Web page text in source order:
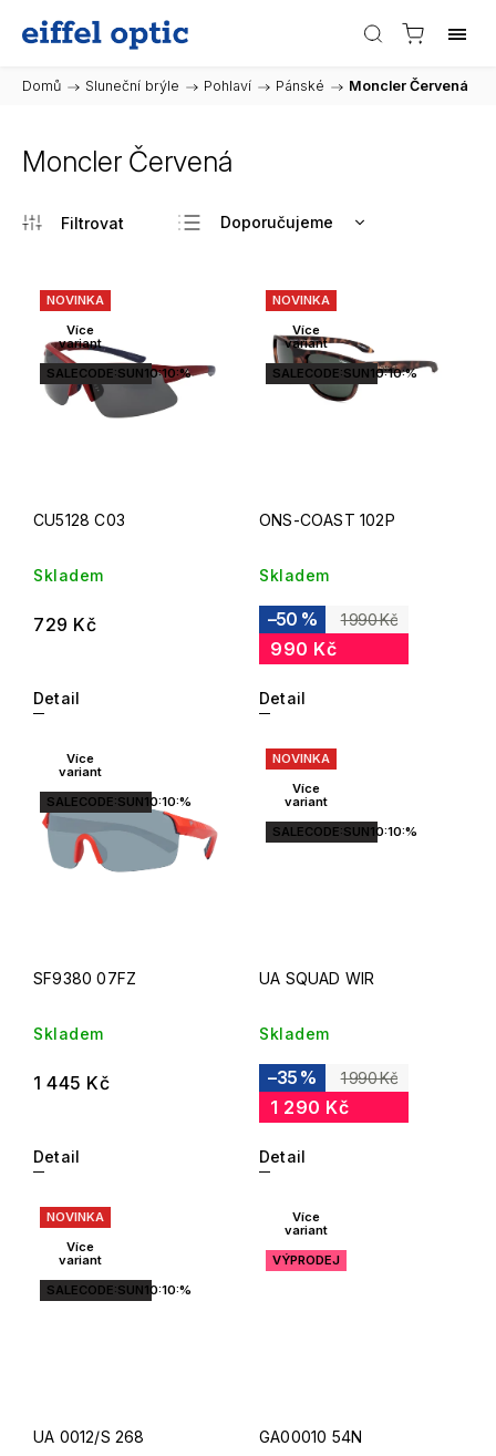
Domů / Sluneční brýle / Pohlaví / Pánské / Moncler Červená
Moncler Červená
Doporučujeme
Nejdražší
Nejprodávanější
Abecedně
NOVINKA
Více
variant
SALECODE:SUN10:10:%
CU5128 C03
Skladem
729 Kč
Detail
NOVINKA
Více
variant
SALECODE:SUN10:10:%
ONS-COAST 102P
Skladem
1 990 Kč
–50 %
990 Kč
Detail
Více
variant
SALECODE:SUN10:10:%
SF9380 07FZ
Skladem
1 445 Kč
Detail
NOVINKA
Více
variant
SALECODE:SUN10:10:%
UA SQUAD WIR
Skladem
1 990 Kč
–35 %
1 290 Kč
Detail
NOVINKA
Více
variant
SALECODE:SUN10:10:%
UA 0012/S 268
Více
variant
VÝPRODEJ
GA00010 54N